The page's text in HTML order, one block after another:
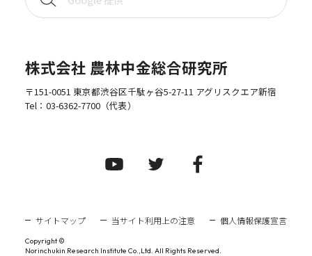
株式会社 農林中金総合研究所
〒151-0051 東京都渋谷区千駄ヶ谷5-27-11 アグリスクエア新宿
Tel： 03-6362-7700（代表）
サイトマップ 当サイト利用上の注意 個人情報保護宣言
Copyright ©
Norinchukin Research Institute Co.,Ltd. All Rights Reserved.